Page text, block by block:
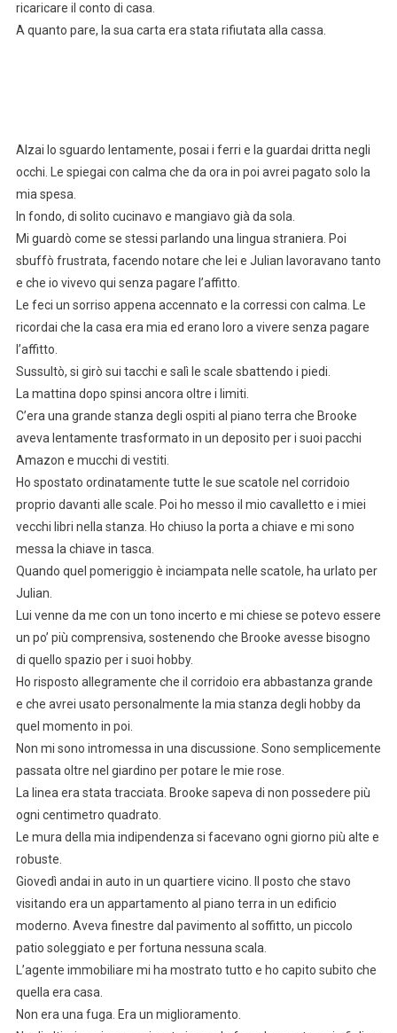
ricaricare il conto di casa.
A quanto pare, la sua carta era stata rifiutata alla cassa.
Alzai lo sguardo lentamente, posai i ferri e la guardai dritta negli
occhi. Le spiegai con calma che da ora in poi avrei pagato solo la
mia spesa.
In fondo, di solito cucinavo e mangiavo già da sola.
Mi guardò come se stessi parlando una lingua straniera. Poi
sbuffò frustrata, facendo notare che lei e Julian lavoravano tanto
e che io vivevo qui senza pagare l’affitto.
Le feci un sorriso appena accennato e la corressi con calma. Le
ricordai che la casa era mia ed erano loro a vivere senza pagare
l’affitto.
Sussultò, si girò sui tacchi e salì le scale sbattendo i piedi.
La mattina dopo spinsi ancora oltre i limiti.
C’era una grande stanza degli ospiti al piano terra che Brooke
aveva lentamente trasformato in un deposito per i suoi pacchi
Amazon e mucchi di vestiti.
Ho spostato ordinatamente tutte le sue scatole nel corridoio
proprio davanti alle scale. Poi ho messo il mio cavalletto e i miei
vecchi libri nella stanza. Ho chiuso la porta a chiave e mi sono
messa la chiave in tasca.
Quando quel pomeriggio è inciampata nelle scatole, ha urlato per
Julian.
Lui venne da me con un tono incerto e mi chiese se potevo essere
un po’ più comprensiva, sostenendo che Brooke avesse bisogno
di quello spazio per i suoi hobby.
Ho risposto allegramente che il corridoio era abbastanza grande
e che avrei usato personalmente la mia stanza degli hobby da
quel momento in poi.
Non mi sono intromessa in una discussione. Sono semplicemente
passata oltre nel giardino per potare le mie rose.
La linea era stata tracciata. Brooke sapeva di non possedere più
ogni centimetro quadrato.
Le mura della mia indipendenza si facevano ogni giorno più alte e
robuste.
Giovedì andai in auto in un quartiere vicino. Il posto che stavo
visitando era un appartamento al piano terra in un edificio
moderno. Aveva finestre dal pavimento al soffitto, un piccolo
patio soleggiato e per fortuna nessuna scala.
L’agente immobiliare mi ha mostrato tutto e ho capito subito che
quella era casa.
Non era una fuga. Era un miglioramento.